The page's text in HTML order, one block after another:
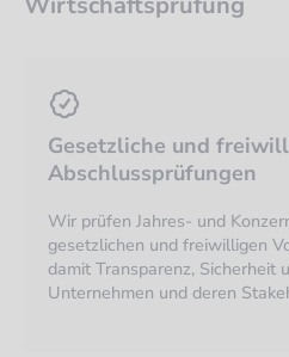
Gesetzliche und
Abschlussprüfungen
Wir prüfen Jahres- und
gesetzlichen und freiwilligen
damit Transparenz, Sicherheit
Unternehmen und deren